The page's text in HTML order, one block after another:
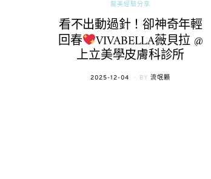
醫美經驗分享
看不出動過針！卻神奇年輕
回春 VIVABELLA薇貝拉 @
上立美學皮膚科診所
POSTED
2025-12-04 BY 流氓顆